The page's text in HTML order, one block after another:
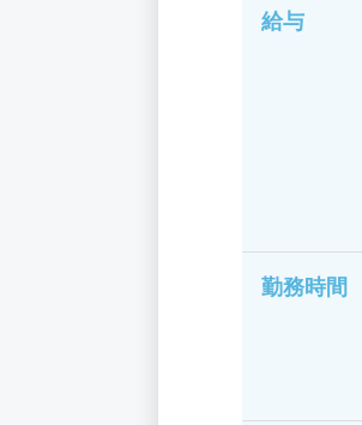
給与
勤務時間